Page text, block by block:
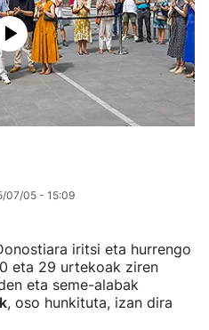
07/05 - 15:09
iritsi eta hurrengo
eta 29 urtekoak ziren
eta seme-alabak
, oso hunkituta, izan dira